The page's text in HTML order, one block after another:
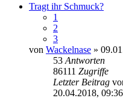
Tragt ihr Schmuck?
1
2
3
von Wackelnase »
53 Antworten
86111 Zugriffe
Letzter Beitrag
20.04.2018,